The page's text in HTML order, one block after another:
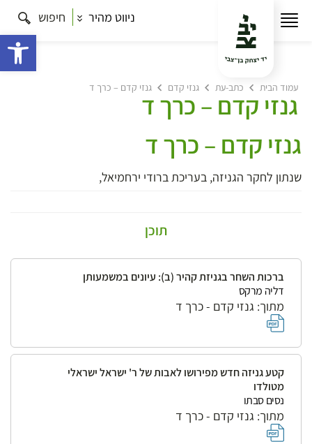
ניווט מהיר חיפוש
עמוד הבית כתב-עת גנזי קדם גנזי קדם – כרך ד
גנזי קדם – כרך ד
גנזי קדם – כרך ד
שנתון לחקר הגניזה, בעריכת ברודי ירחמיאל,
תוכן
ברכות השחר בגניזת קהיר (ב): עיונים במשמעותן
דליה מרקס
מתוך: גנזי קדם - כרך ד
קטע גניזה חדש מפירושו לאבות של ר' ישראל ישראלי
מטולדו
נסים סבתו
מתוך: גנזי קדם - כרך ד